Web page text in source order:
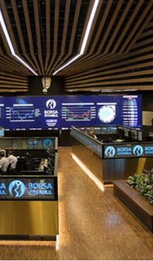
Borsa İstanbul BIST 100
işlem gününe yüzde
puandan başladı.